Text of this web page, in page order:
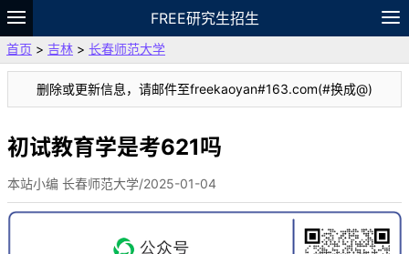
FREE研究生招生
题库
故事 专题
VIP
资料
首页 > 吉林 > 长春师范大学
删除或更新信息，请邮件至freekaoyan#163.com(#换成@)
初试教育学是考621吗
本站小编 长春师范大学/2025-01-04